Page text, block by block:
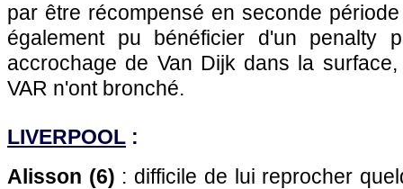
par être récompensé en seconde
également pu bénéficier d'un penalty
accrochage de Van Dijk dans la
VAR n'ont bronché.
LIVERPOOL :
Alisson (6) : difficile de lui reprocher